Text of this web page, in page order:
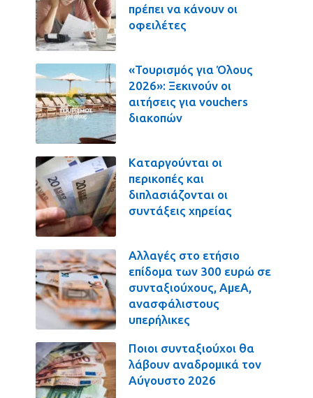
πρέπει να κάνουν οι
οφειλέτες
«Τουρισμός για Όλους
2026»: Ξεκινούν οι
αιτήσεις για vouchers
διακοπών
Καταργούνται οι
περικοπές και
διπλασιάζονται οι
συντάξεις χηρείας
Αλλαγές στο ετήσιο
επίδομα των 300 ευρώ σε
συνταξιούχους, ΑμεΑ,
ανασφάλιστους
υπερήλικες
Ποιοι συνταξιούχοι θα
λάβουν αναδρομικά τον
Αύγουστο 2026